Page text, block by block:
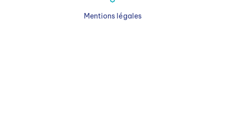
Mentions légales